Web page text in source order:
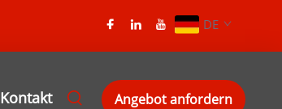
DE
Kontakt Angebot anfordern